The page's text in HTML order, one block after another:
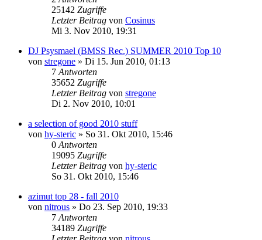
25142 Zugriffe
Letzter Beitrag von Cosinus
Mi 3. Nov 2010, 19:31
DJ Psysmael (BMSS Rec.) SUMMER 2010 Top 10
von stregone » Di 15. Jun 2010, 01:13
7 Antworten
35652 Zugriffe
Letzter Beitrag von stregone
Di 2. Nov 2010, 10:01
a selection of good 2010 stuff
von hy-steric » So 31. Okt 2010, 15:46
0 Antworten
19095 Zugriffe
Letzter Beitrag von hy-steric
So 31. Okt 2010, 15:46
azimut top 28 - fall 2010
von nitrous » Do 23. Sep 2010, 19:33
7 Antworten
34189 Zugriffe